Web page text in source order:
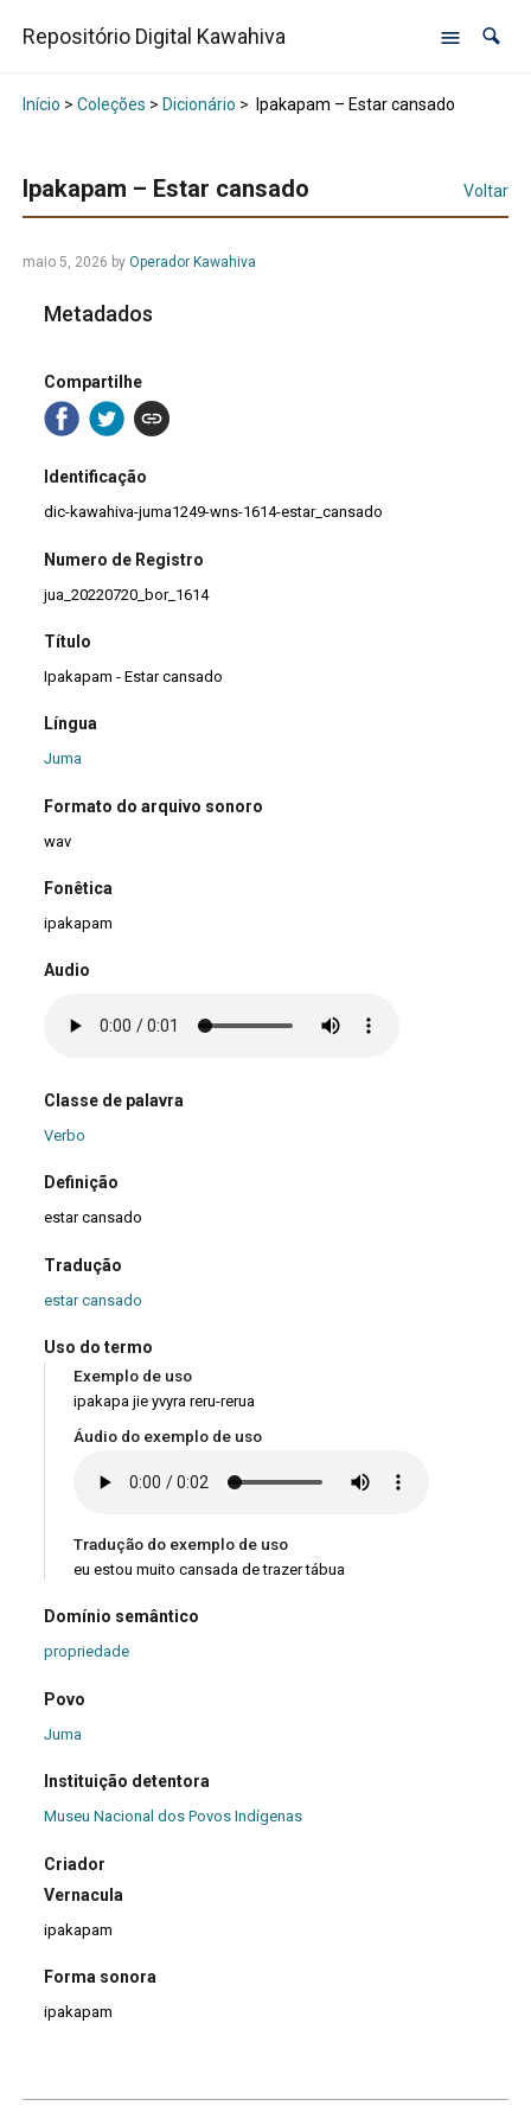
Repositório Digital Kawahiva
Início > Coleções > Dicionário > Ipakapam – Estar cansado
Ipakapam – Estar cansado Voltar
maio 5, 2026 by Operador Kawahiva
Metadados
Compartilhe
Identificação
dic-kawahiva-juma1249-wns-1614-estar_cansado
Numero de Registro
jua_20220720_bor_1614
Título
Ipakapam - Estar cansado
Língua
Juma
Formato do arquivo sonoro
wav
Fonêtica
ipakapam
Audio
Classe de palavra
Verbo
Definição
estar cansado
Tradução
estar cansado
Uso do termo
Exemplo de uso
ipakapa jie yvyra reru-rerua
Áudio do exemplo de uso
Tradução do exemplo de uso
eu estou muito cansada de trazer tábua
Domínio semântico
propriedade
Povo
Juma
Instituição detentora
Museu Nacional dos Povos Indígenas
Criador
Vernacula
ipakapam
Forma sonora
ipakapam